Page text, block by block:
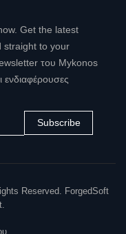
Get the latest
straight to your
του Mykonos
ενδιαφέρουσες
Subscribe
Reserved. ForgedSoft